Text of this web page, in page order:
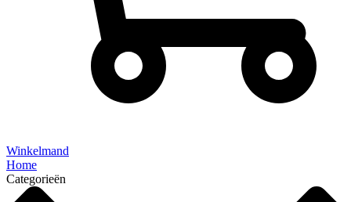
Winkelmand
Home
Categorieën